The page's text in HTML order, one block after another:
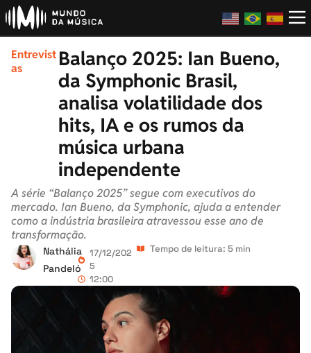
Entrevist
as
Balanço 2025: Ian Bueno,
da Symphonic Brasil,
analisa volatilidade dos
hits, IA e os rumos da
música urbana
independente
A série “Balanço 2025” segue com executivos do
mercado. Ian Bueno, da Symphonic, ajuda a entender
como a indústria brasileira atravessou esse ano de
transformação.
Nathália
Pandeló
17/12/202
5
12:00
Tempo de leitura: 5 min